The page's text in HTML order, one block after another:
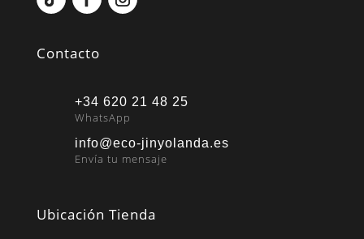
Contacto
+34 620 21 48 25
WhatsApp
info@eco-jinyolanda.es
Envía tu mensaje
Ubicación Tienda